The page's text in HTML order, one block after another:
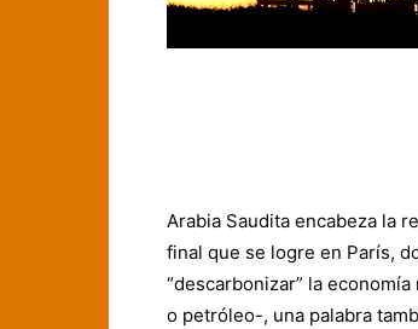
Arabia Saudita encabeza la
final que se logre en París,
“descarbonizar” la
o petróleo-, una palabra